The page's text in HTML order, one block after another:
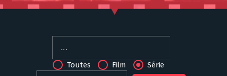
Toutes Film Série